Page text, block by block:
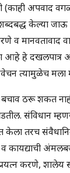
अपवाद
केल्या
व मानवतावाद
आहे हे दखलपात्र
त्यामुळेच मला
बचाव ठरू शकत
संविधान म्हणजे
केला तरच
व कायद्याची
करणे, शालेय